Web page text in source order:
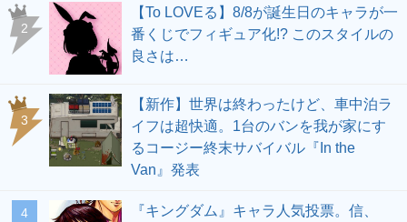
2
【To LOVEる】8/8が誕生日のキャラが一
番くじでフィギュア化!? このスタイルの
良さは…
3
【新作】世界は終わったけど、車中泊ラ
イフは超快適。1台のバンを我が家にす
るコージー終末サバイバル『In the
Van』発表
4
『キングダム』キャラ人気投票。信、